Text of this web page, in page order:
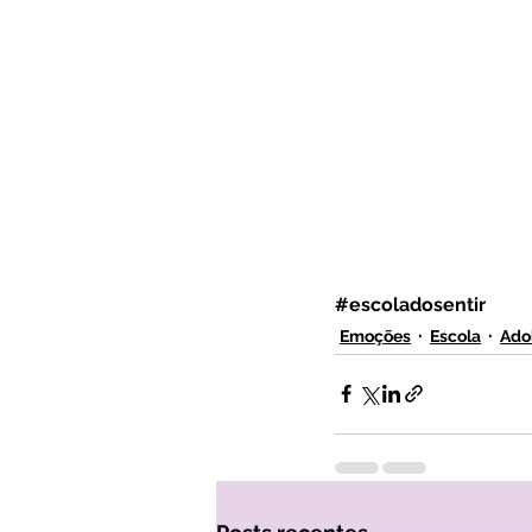
#escoladosentir
Emoções Escola